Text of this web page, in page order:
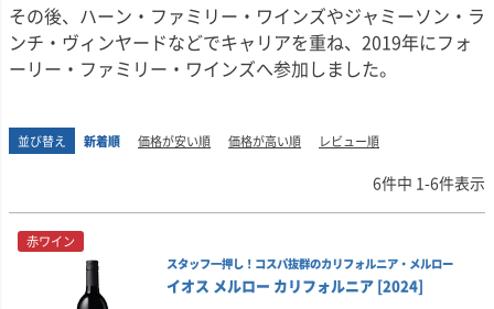
その後、ハーン・ファミリー・ワインズやジャミーソン・ラ
ンチ・ヴィンヤードなどでキャリアを重ね、2019年にフォ
ーリー・ファミリー・ワインズへ参加しました。
並び替え 新着順 価格が安い順 価格が高い順 レビュー順
6件中 1-6件表示
赤ワイン
スタッフ一押し！コスパ抜群のカリフォルニア・メルロー
イオス メルロー カリフォルニア [2024]